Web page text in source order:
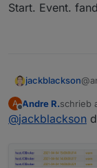
Start. Event.
jackblackson
A
Offline
Andre R.schrieb
zuletzt
@jackblackson